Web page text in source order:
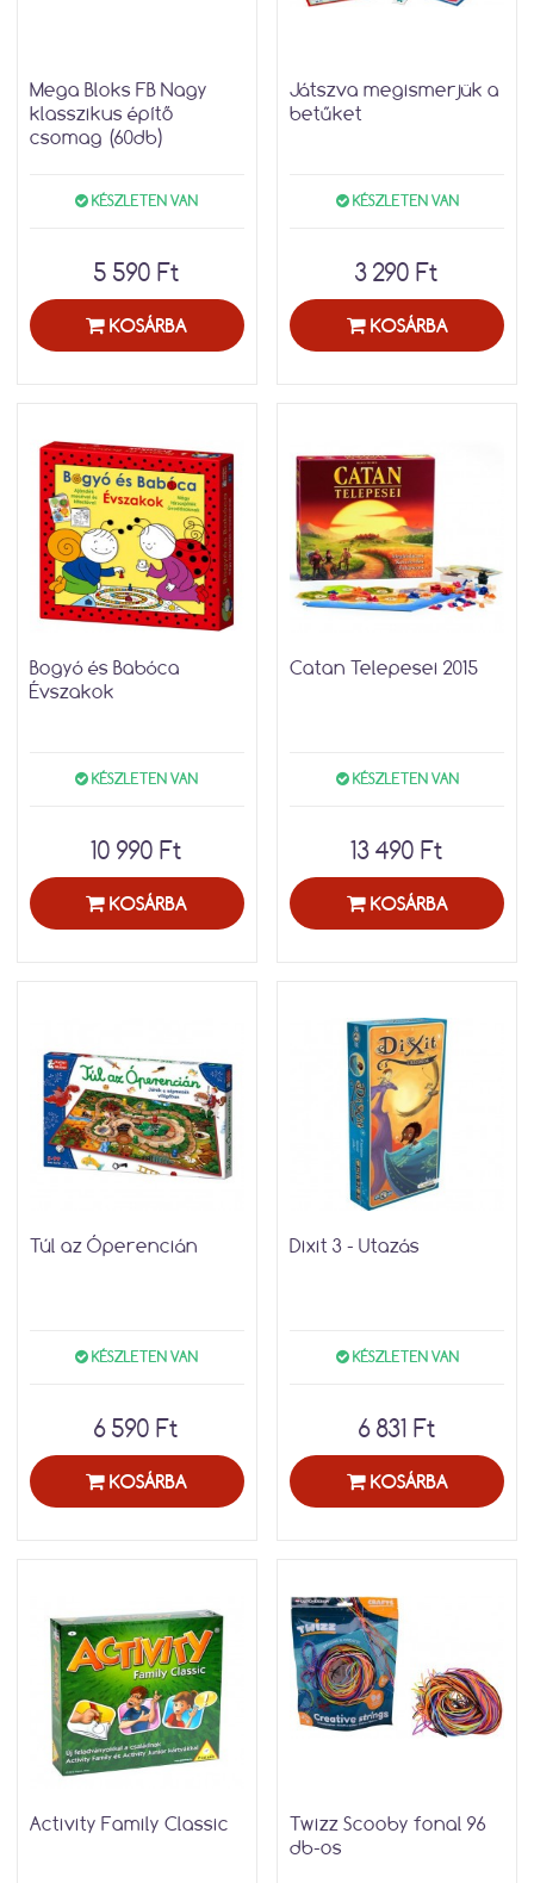
Mega Bloks FB Nagy
klasszikus építő
csomag (60db)
KÉSZLETEN VAN
5 590 Ft
KOSÁRBA
Játszva megismerjük a
betűket
KÉSZLETEN VAN
3 290 Ft
KOSÁRBA
Bogyó és Babóca
Évszakok
KÉSZLETEN VAN
10 990 Ft
KOSÁRBA
Catan Telepesei 2015
KÉSZLETEN VAN
13 490 Ft
KOSÁRBA
Túl az Óperencián
KÉSZLETEN VAN
6 590 Ft
KOSÁRBA
Dixit 3 - Utazás
KÉSZLETEN VAN
6 831 Ft
KOSÁRBA
Activity Family Classic
Twizz Scooby fonal 96
db-os